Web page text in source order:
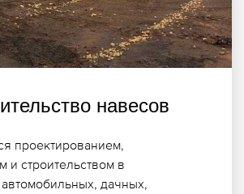
навесов
проектированием,
и строительством в
дачных,